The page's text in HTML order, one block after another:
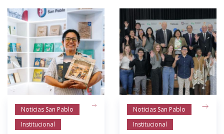
Noticias San Pablo
Institucional
Noticias San Pablo
Institucional